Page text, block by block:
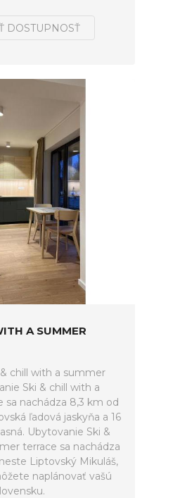
DOSTUPNOSŤ
A SUMMER
chill with a summer
Ski & chill with a
sa nachádza 8,3 km od
ľadová jaskyňa a 16
Ubytovanie Ski &
terrace sa nachádza
Liptovský Mikuláš,
naplánovať vašú